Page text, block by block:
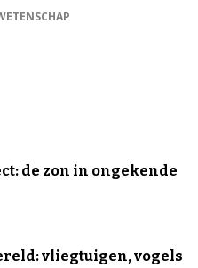
de zon in ongekende
vliegtuigen, vogels